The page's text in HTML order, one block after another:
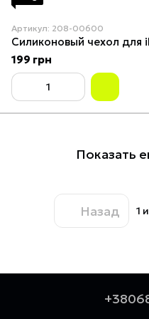
Артикул: 208-00600
Силиконовый чехол для
199 грн
Показать
Назад 1